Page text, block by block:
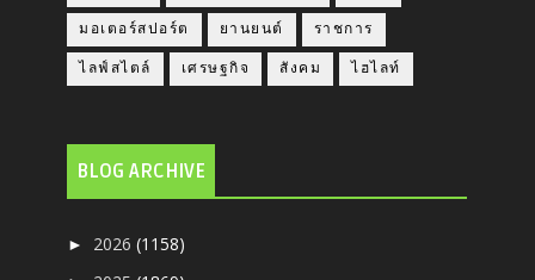
มอเตอร์สปอร์ต ยานยนต์ ราชการ
ไลฟ์สไตล์ เศรษฐกิจ สังคม ไฮไลท์
BLOG ARCHIVE
► 2026(1158)